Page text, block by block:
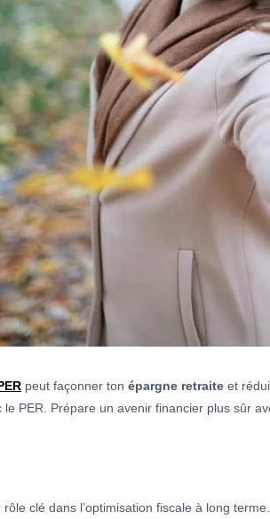
peut façonner ton épargne retraite et
PER. Prépare un avenir financier plus sûr
clé dans l’optimisation fiscale à long terme.